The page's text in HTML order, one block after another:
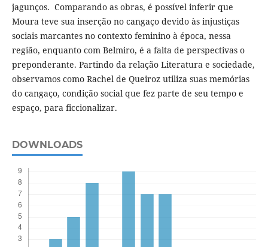
jagunços. Comparando as obras, é possível inferir que
Moura teve sua inserção no cangaço devido às injustiças
sociais marcantes no contexto feminino à época, nessa
região, enquanto com Belmiro, é a falta de perspectivas o
preponderante. Partindo da relação Literatura e sociedade,
observamos como Rachel de Queiroz utiliza suas memórias
do cangaço, condição social que fez parte de seu tempo e
espaço, para ficcionalizar.
DOWNLOADS